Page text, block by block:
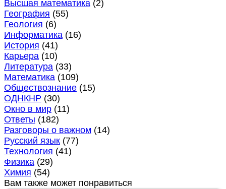
Высшая математика (2)
География (55)
Геология (6)
Информатика (16)
История (41)
Карьера (10)
Литература (33)
Математика (109)
Обществознание (15)
ОДНКНР (30)
Окно в мир (11)
Ответы (182)
Разговоры о важном (14)
Русский язык (77)
Технология (41)
Физика (29)
Химия (54)
Вам также может понравиться